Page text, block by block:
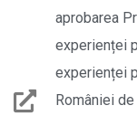
aprobarea
experienței
experienței
României